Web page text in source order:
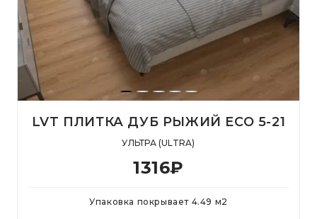
LVT ПЛИТКА ДУБ РЫЖИЙ ECO 5-21
УЛЬТРА (ULTRA)
1316₽
Упаковка покрывает 4.49 м2